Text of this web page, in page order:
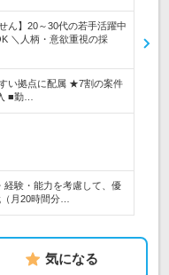
ん】20～30代の若手活躍中
＼人柄・意欲重視の採
い拠点に配属 ★7割の案件
■勤…
験・能力を考慮して、優
月20時間分…
気になる